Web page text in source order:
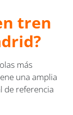
tren
más
una amplia
de referencia